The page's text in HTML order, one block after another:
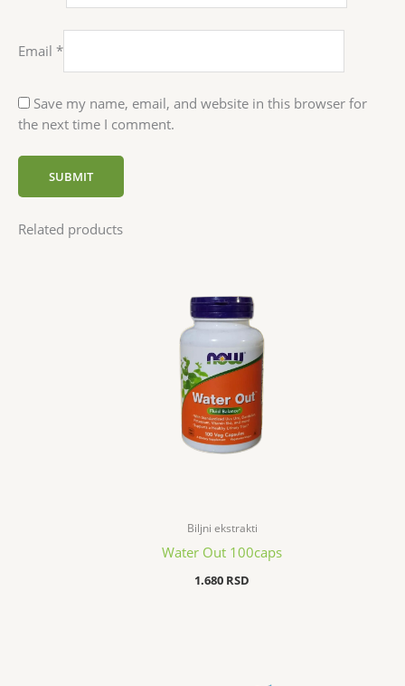
Email *
Save my name, email, and website in this browser for
the next time I comment.
Related products
Biljni ekstrakti
Water Out 100caps
1.680 RSD